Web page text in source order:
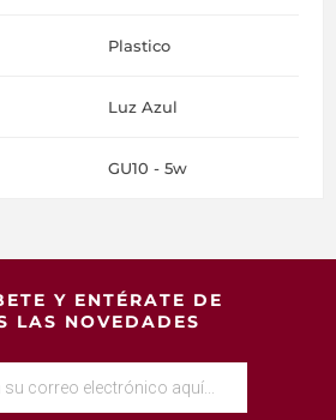
Plastico
Luz Azul
GU10 - 5w
Y ENTÉRATE DE
LAS NOVEDADES